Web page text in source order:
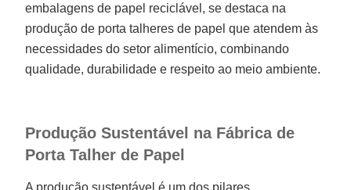
embalagens de papel reciclável, se destaca na
produção de porta talheres de papel que atendem às
necessidades do setor alimentício, combinando
qualidade, durabilidade e respeito ao meio ambiente.
Produção Sustentável na Fábrica de
Porta Talher de Papel
A produção sustentável é um dos pilares